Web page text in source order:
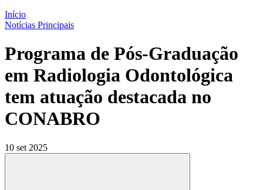
Início
Notícias Principais
Programa de Pós-Graduação
em Radiologia Odontológica
tem atuação destacada no
CONABRO
10 set 2025